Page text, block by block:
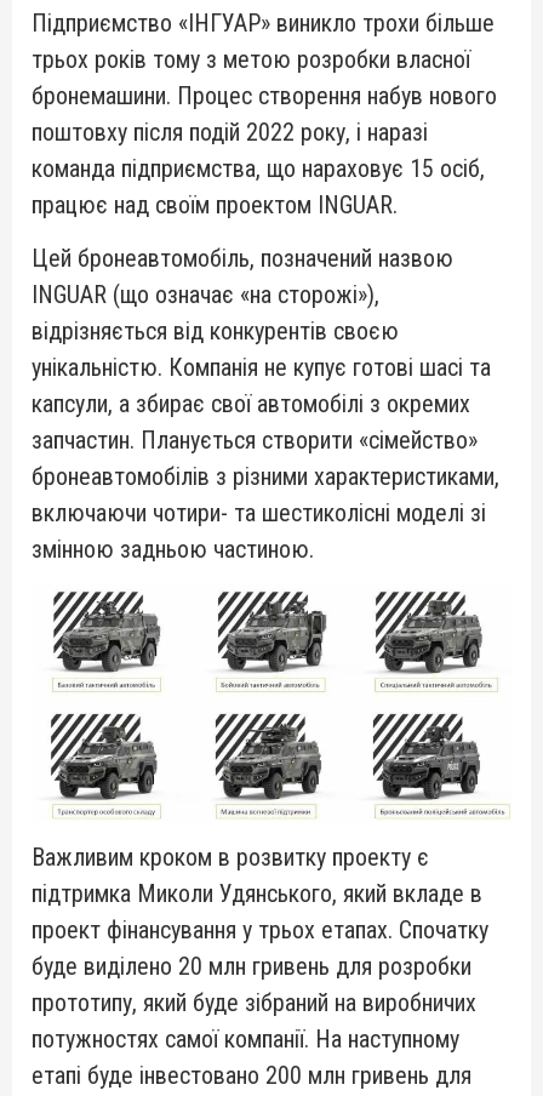
Підприємство «ІНГУАР» виникло трохи більше
трьох років тому з метою розробки власної
бронемашини. Процес створення набув нового
поштовху після подій 2022 року, і наразі
команда підприємства, що нараховує 15 осіб,
працює над своїм проектом INGUAR.
Цей бронеавтомобіль, позначений назвою
INGUAR (що означає «на сторожі»),
відрізняється від конкурентів своєю
унікальністю. Компанія не купує готові шасі та
капсули, а збирає свої автомобілі з окремих
запчастин. Планується створити «сімейство»
бронеавтомобілів з різними характеристиками,
включаючи чотири- та шестиколісні моделі зі
змінною задньою частиною.
Важливим кроком в розвитку проекту є
підтримка Миколи Удянського, який вкладе в
проект фінансування у трьох етапах. Спочатку
буде виділено 20 млн гривень для розробки
прототипу, який буде зібраний на виробничих
потужностях самої компанії. На наступному
етапі буде інвестовано 200 млн гривень для